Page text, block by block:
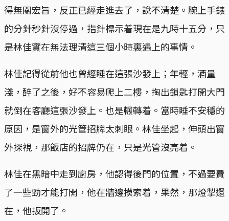
得無關宏旨，反正已經走進去了，說不清楚。腕上手錶
的分針秒針沒停過，指針標示着現在是九時十五分，只
是林佳實在無法理清這三個小時裏遇上的事情。
林佳記得從前他也曾經睡在這張沙發上；年輕，酒量
淺，醉了之後，好不容易爬上二樓，掏出鎖匙打開大門
就倒在客廳這張沙發上。也是輾轉着。當時睡不安穩的
原因，是窗外的光管招牌太刺眼。林佳坐起，伸頭出窗
外探視，那飯店的招牌仍在，只是光管沒亮着。
林佳在黑暗中走到廚房，他認得後門的位置，不過要費
了一些勁才能打開，他在牆邊摸索着，果然，那燈掣還
在，他扳開了。